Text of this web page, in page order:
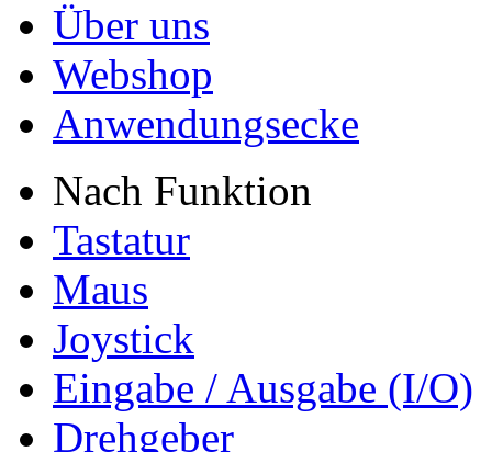
Über uns
Webshop
Anwendungsecke
Nach Funktion
Tastatur
Maus
Joystick
Eingabe / Ausgabe (I/O)
Drehgeber